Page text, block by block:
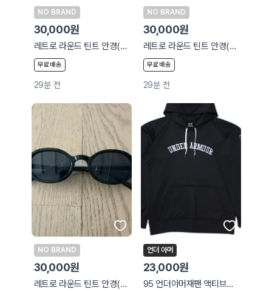
NO BRAND
30,000원
레트로 라운드 틴트 안경(레오파드/브라운)
무료배송
29분 전
NO BRAND
30,000원
레트로 라운드 틴트 안경(블랙/블루)
무료배송
29분 전
NO BRAND
30,000원
레트로 라운드 틴트 안경(블랙/그레이)
언더 아머
23,000원
95 언더아머재팬 액티브후디 세미루즈 207